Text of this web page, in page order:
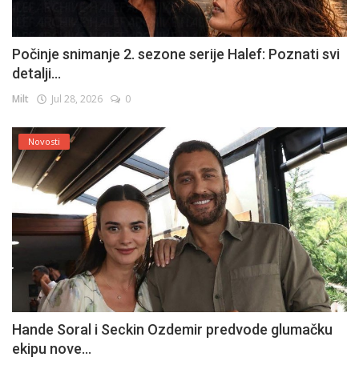
Počinje snimanje 2. sezone serije Halef: Poznati svi
detalji...
Milt Jul 28, 2026 0
Novosti
Hande Soral i Seckin Ozdemir predvode glumačku
ekipu nove...